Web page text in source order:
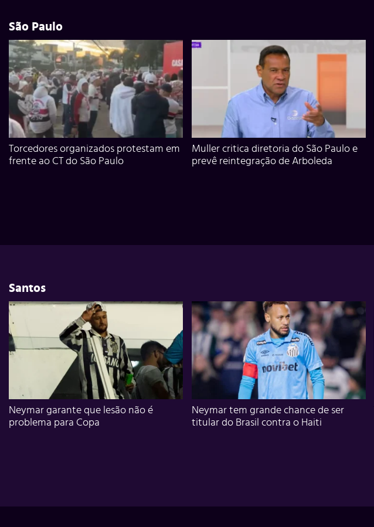
São Paulo
Torcedores organizados protestam em
frente ao CT do São Paulo
Muller critica diretoria do São Paulo e
prevê reintegração de Arboleda
Santos
Neymar garante que lesão não é
problema para Copa
Neymar tem grande chance de ser
titular do Brasil contra o Haiti